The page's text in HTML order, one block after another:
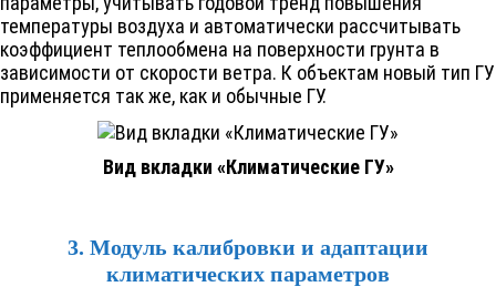
температуры воздуха и автоматически рассчитывать
коэффициент теплообмена на поверхности грунта в
зависимости от скорости ветра. К объектам новый тип ГУ
применяется так же, как и обычные ГУ.
Вид вкладки «Климатические ГУ»
3. Модуль калибровки и адаптации
климатических параметров